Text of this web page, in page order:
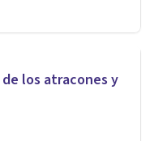
los atracones y